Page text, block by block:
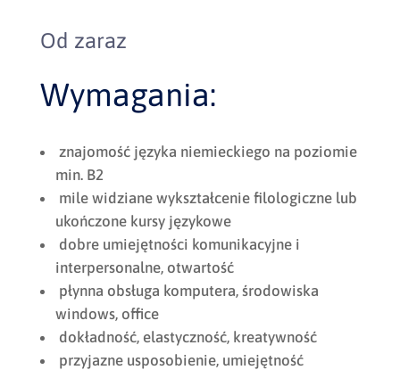
Od zaraz
Wymagania:
znajomość języka niemieckiego na poziomie
min. B2
mile widziane wykształcenie filologiczne lub
ukończone kursy językowe
dobre umiejętności komunikacyjne i
interpersonalne, otwartość
płynna obsługa komputera, środowiska
windows, office
dokładność, elastyczność, kreatywność
przyjazne usposobienie, umiejętność